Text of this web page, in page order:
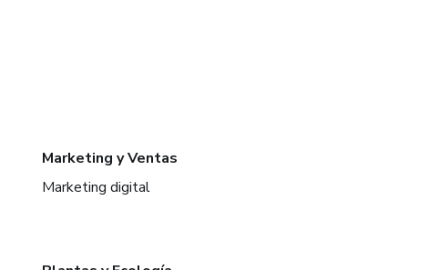
Marketing y Ventas
Marketing digital